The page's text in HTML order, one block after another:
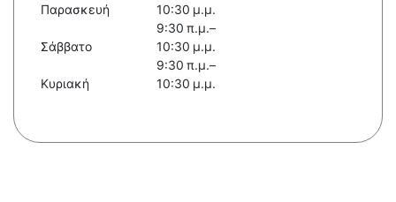
Παρασκευή
10:30 μ.μ.
Σάββατο
9:30 π.μ.–
10:30 μ.μ.
Κυριακή
9:30 π.μ.–
10:30 μ.μ.